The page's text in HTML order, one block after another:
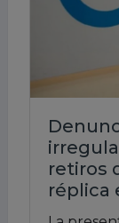
retiros
réplica